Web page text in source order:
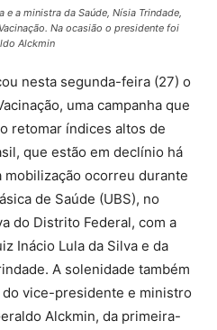
e a ministra da Saúde, Nísia Trindade,
Na ocasião o presidente foi
Alckmin
nesta segunda-feira (27) o
uma campanha que
retomar índices altos de
que estão em declínio há
mobilização ocorreu durante
de Saúde (UBS), no
do Distrito Federal, com a
Inácio Lula da Silva e da
A solenidade também
vice-presidente e ministro
Alckmin, da primeira-